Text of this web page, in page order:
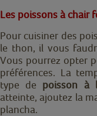
Les poissons à chair
Pour cuisiner des
le thon, il vous
Vous pourrez opter
préférences. La
type de poisson à
atteinte, ajoutez la
plancha.